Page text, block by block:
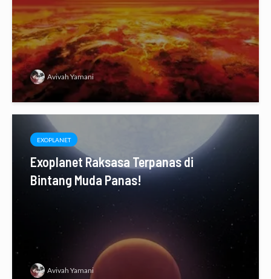
Avivah Yamani
EXOPLANET
Exoplanet Raksasa Terpanas di
Bintang Muda Panas!
Avivah Yamani